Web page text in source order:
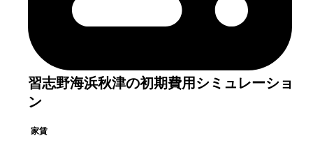
習志野海浜秋津の初期費用シミュレーショ
ン
家賃